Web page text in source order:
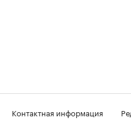
Контактная информация